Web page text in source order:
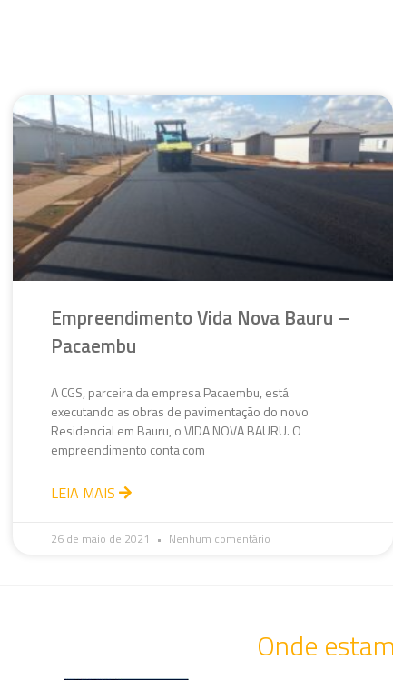
Empreendimento Vida Nova Bauru –
Pacaembu
A CGS, parceira da empresa Pacaembu, está
executando as obras de pavimentação do novo
Residencial em Bauru, o VIDA NOVA BAURU. O
empreendimento conta com
LEIA MAIS
26 de maio de 2021 Nenhum comentário
Onde